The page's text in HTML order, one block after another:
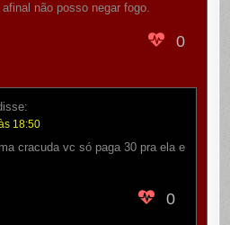
não posso negar fogo.
0
18:50
cracuda vc só paga 30 pra ela e
0